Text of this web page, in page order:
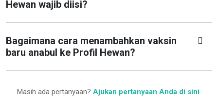
Hewan wajib diisi?
Bagaimana cara menambahkan vaksin
baru anabul ke Profil Hewan?
Masih ada pertanyaan? Ajukan pertanyaan Anda di sini.